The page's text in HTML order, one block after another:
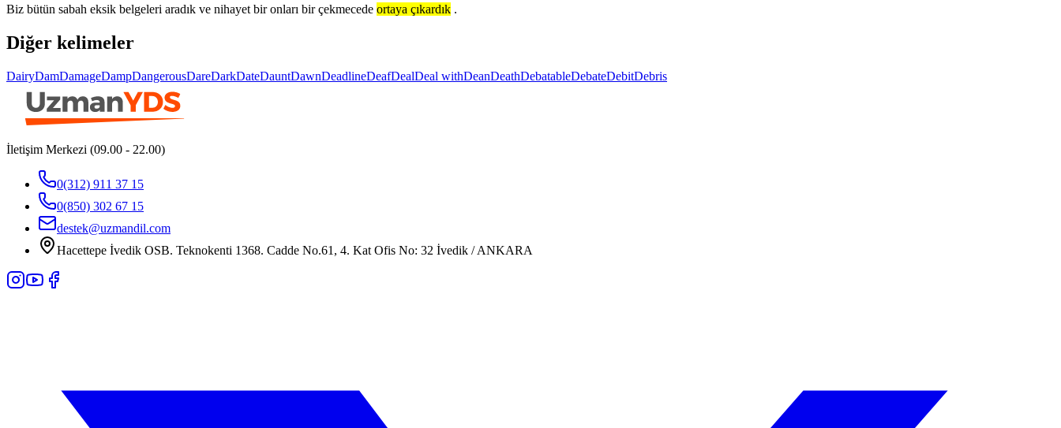
Biz bütün sabah eksik belgeleri aradık ve nihayet bir onları bir çekmecede ortaya çıkardık .
Diğer kelimeler
DairyDamDamageDampDangerousDareDarkDateDauntDawnDeadlineDeafDealDeal withDeanDeathDebatableDebateDebitDebris
İletişim Merkezi (09.00 - 22.00)
0(312) 911 37 15
0(850) 302 67 15
destek@uzmandil.com
Hacettepe İvedik OSB. Teknokenti 1368. Cadde No.61, 4. Kat Ofis No: 32 İvedik / ANKARA